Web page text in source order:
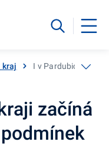
kraj I v Pardubickém
začíná